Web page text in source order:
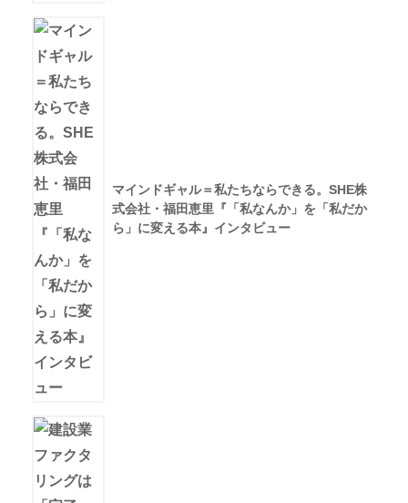
マインドギャル＝私たちならできる。SHE株
式会社・福田恵里『「私なんか」を「私だか
ら」に変える本』インタビュー